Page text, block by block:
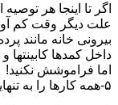
اگر تا اینجا هر
علت دیگر وقت کم
بیرونی خانه مانند
داخل کمدها
اما فراموشش نکنید!
۵-همه کارها را به تنهایی انجام ندهید